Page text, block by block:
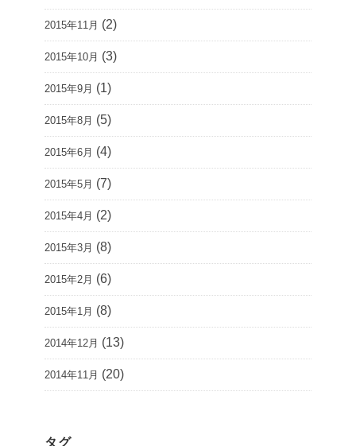
2015年11月 (2)
2015年10月 (3)
2015年9月 (1)
2015年8月 (5)
2015年6月 (4)
2015年5月 (7)
2015年4月 (2)
2015年3月 (8)
2015年2月 (6)
2015年1月 (8)
2014年12月 (13)
2014年11月 (20)
タグ